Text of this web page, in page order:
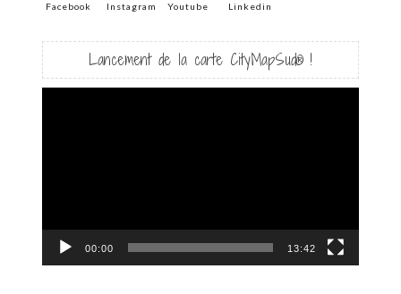
Facebook Instagram Youtube Linkedin
Lancement de la carte CityMapSud® !
00:00 13:42